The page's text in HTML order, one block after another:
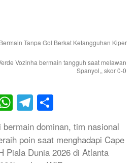
Vozinha bermain tangguh saat melawan
Spanyol,, skor 0-0
WhatsApp
Telegram
dominan, tim nasional
poin saat menghadapi Cape
Piala Dunia 2026 di Atlanta